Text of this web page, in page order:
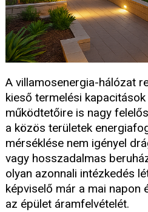
A villamosenergia-hálózat
kieső termelési
működtetőire is nagy
a közös területek
mérséklése nem igényel
vagy hosszadalmas
olyan azonnali intézkedés
képviselő már a mai napon
az épület áramfelvételét.